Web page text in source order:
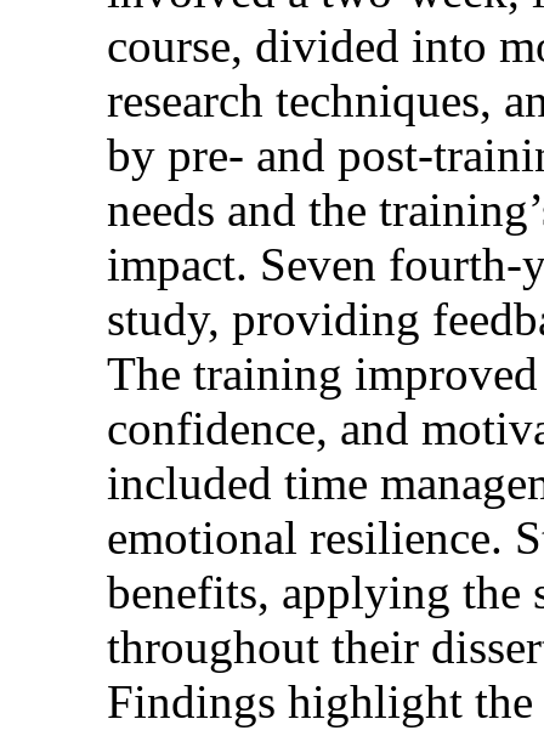
course, divided into
research techniques,
by pre- and post-
needs and the
impact. Seven fourth-
study, providing
The training improved
confidence, and
included time
emotional resilience.
benefits, applying the
throughout their
Findings highlight the